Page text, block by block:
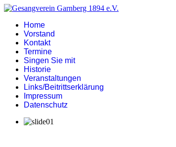
Home
Vorstand
Kontakt
Termine
Singen Sie mit
Historie
Veranstaltungen
Links/Beitrittserklärung
Impressum
Datenschutz